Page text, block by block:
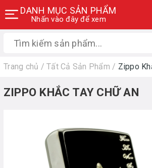
DANH MỤC SẢN PHẨM
Nhấn vào đây để xem
Trang chủ / Tất Cả Sản Phẩm / Zippo
ZIPPO KHẮC TAY CHỮ AN